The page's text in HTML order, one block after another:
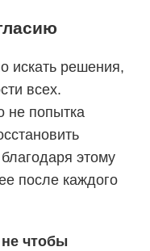
искать решения,
всех.
не попытка
этому
после каждого
чтобы